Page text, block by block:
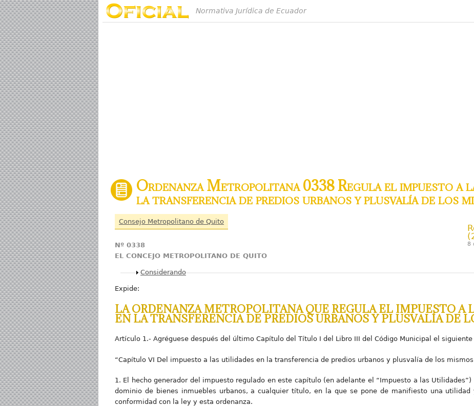
Normativa Jurídica de Ecuador
Ordenanza Metropolitana 0338 Regula el impuesto a
la transferencia de predios urbanos y plusvalía de los
Consejo Metropolitano de Quito
8
Nº 0338
EL CONCEJO METROPOLITANO DE QUITO
Mostrar
Considerando
Expide:
LA ORDENANZA METROPOLITANA QUE REGULA EL IMPUESTO A
EN LA TRANSFERENCIA DE PREDIOS URBANOS Y PLUSVALÍA DE
Artículo 1.- Agréguese después del último Capítulo del Título I del Libro III del Código Municipal el siguiente
“Capítulo VI Del impuesto a las utilidades en la transferencia de predios urbanos y plusvalía de los
1. El hecho generador del impuesto regulado en este capítulo (en adelante el “Impuesto a las
dominio de bienes inmuebles urbanos, a cualquier título, en la que se pone de manifiesto una
conformidad con la ley y esta ordenanza.